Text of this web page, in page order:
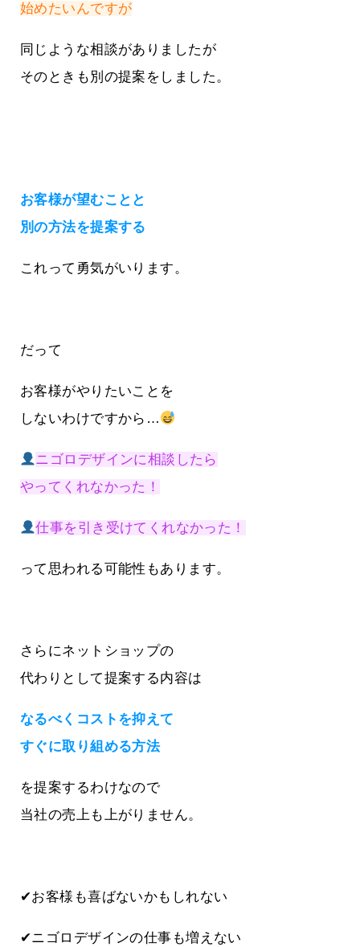
始めたいんですが
同じような相談がありましたが
そのときも別の提案をしました。
お客様が望むことと
別の方法を提案する
これって勇気がいります。
だって
お客様がやりたいことを
しないわけですから…
ニゴロデザインに相談したら
やってくれなかった！
仕事を引き受けてくれなかった！
って思われる可能性もあります。
さらにネットショップの
代わりとして提案する内容は
なるべくコストを抑えて
すぐに取り組める方法
を提案するわけなので
当社の売上も上がりません。
✔お客様も喜ばないかもしれない
✔ニゴロデザインの仕事も増えない